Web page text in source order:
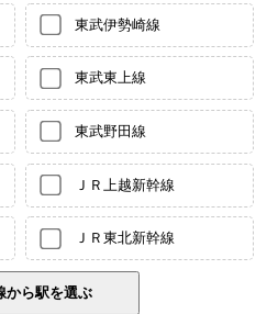
東武伊勢崎線
東武東上線
東武野田線
ＪＲ上越新幹線
ＪＲ東北新幹線